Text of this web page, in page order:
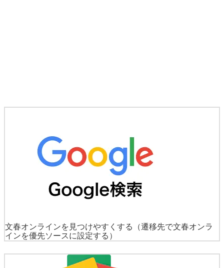
文春オンラインを見つけやすくする
（遷移先で文春オンラ
インを優先ソースに設定する）